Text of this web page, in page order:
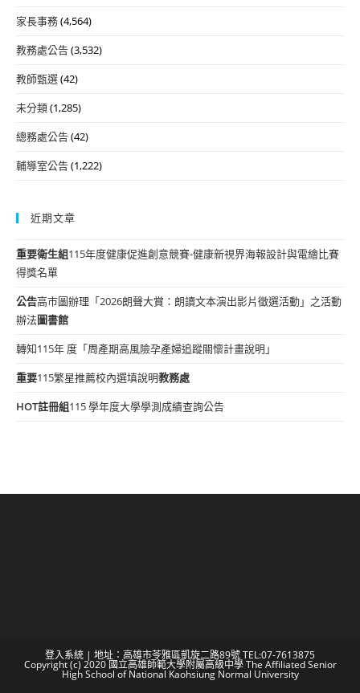
家長事務(4,564)
教務處公告(3,532)
教師甄選(42)
未分類(1,285)
總務處公告(42)
輔導室公告(1,222)
近期文章
重要衛生組115年度健康促進創意競賽-健康新視界海報設計與電繪比賽
得獎名單
公告高市圖辦理「2026朗聲大賞：朗讀文本演出影片徵選活動」之活動
辦法圖書館
轉知115年 度「周產期高風險孕產婦追蹤關懷計畫說明」
重要115繁星推薦校內選填說明教務處
HOT註冊組115 學年度大學學測成績查詢公告
登入系統 | 地址：高雄市苓雅區凱旋二路89號 TEL:07-7613875
Copyright (c) 2020 國立高雄師範大學附屬高級中學 The Affiliated Senior
High School of National Kaohsiung Normal University